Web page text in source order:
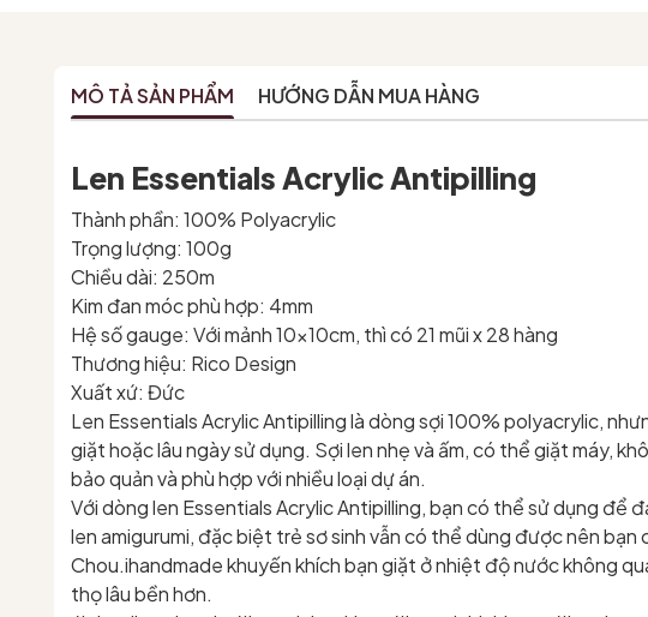
MÔ TẢ SẢN PHẨM HƯỚNG DẪN MUA HÀNG
Len Essentials Acrylic Antipilling
Thành phần: 100% Polyacrylic
Trọng lượng: 100g
Chiều dài: 250m
Kim đan móc phù hợp: 4mm
Hệ số gauge: Với mảnh 10x10cm, thì có 21 mũi x 28 hàng
Thương hiệu: Rico Design
Xuất xứ: Đức
Len Essentials Acrylic Antipilling là dòng sợi 100% polyacrylic,
giặt hoặc lâu ngày sử dụng. Sợi len nhẹ và ấm, có thể giặt máy,
bảo quản và phù hợp với nhiều loại dự án.
Với dòng len Essentials Acrylic Antipilling, bạn có thể sử dụng để
len amigurumi, đặc biệt trẻ sơ sinh vẫn có thể dùng được nên
Chou.ihandmade khuyến khích bạn giặt ở nhiệt độ nước không
thọ lâu bền hơn.